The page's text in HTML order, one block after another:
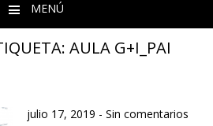
MENÚ
AULA G+I_PAI
julio 17, 2019 - Sin comentarios